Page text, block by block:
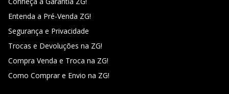
Entenda a Pré-Venda ZG!
Segurança e Privacidade
Trocas e Devoluções na ZG!
Compra Venda e Troca na ZG!
Como Comprar e Envio na ZG!